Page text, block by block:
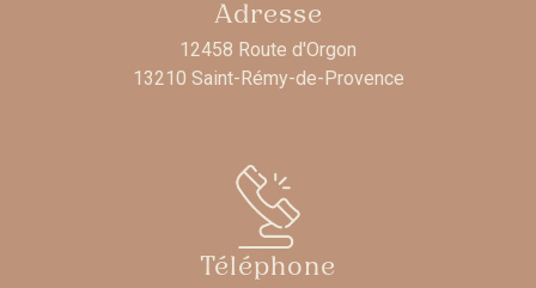
Adresse
12458 Route d'Orgon
13210 Saint-Rémy-de-Provence
Téléphone